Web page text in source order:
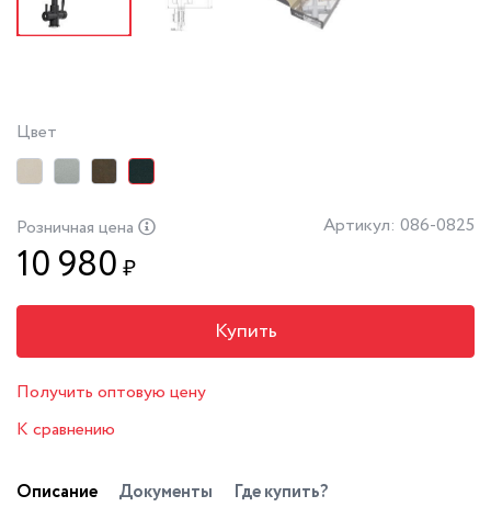
Цвет
Розничная цена
10 980 ₽
Артикул: 086-0825
Купить
Получить оптовую цену
К сравнению
Описание Документы Где купить?